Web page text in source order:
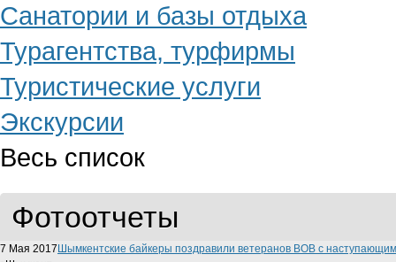
Санатории и базы отдыха
Турагентства, турфирмы
Туристические услуги
Экскурсии
Весь список
Фотоотчеты
7 Мая 2017 Шымкентские байкеры поздравили ветеранов ВОВ с